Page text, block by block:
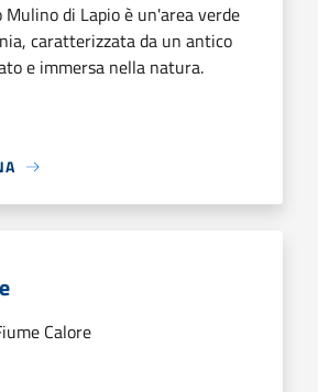
Mulino di Lapio è un'area verde
caratterizzata da un antico
e immersa nella natura.
Calore